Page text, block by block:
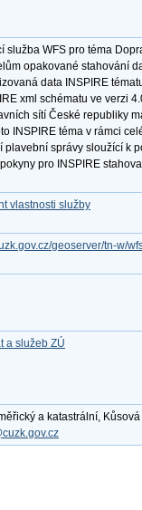
služba WFS pro téma
opakované stahování
data INSPIRE
xml schématu ve verzi
sítí České republiky
INSPIRE téma v rámci
plavební správy sloužící k
pro INSPIRE
vlastnosti služby
geoserver/tn-w/
a služeb ZÚ
a katastrální,